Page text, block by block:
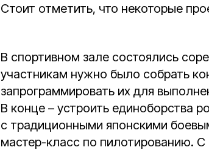
Стоит отметить, что некоторые
В спортивном зале состоялись
участникам нужно было собрать
запрограммировать их для
В конце – устроить единоборства
с традиционными японскими
мастер-класс по пилотированию.